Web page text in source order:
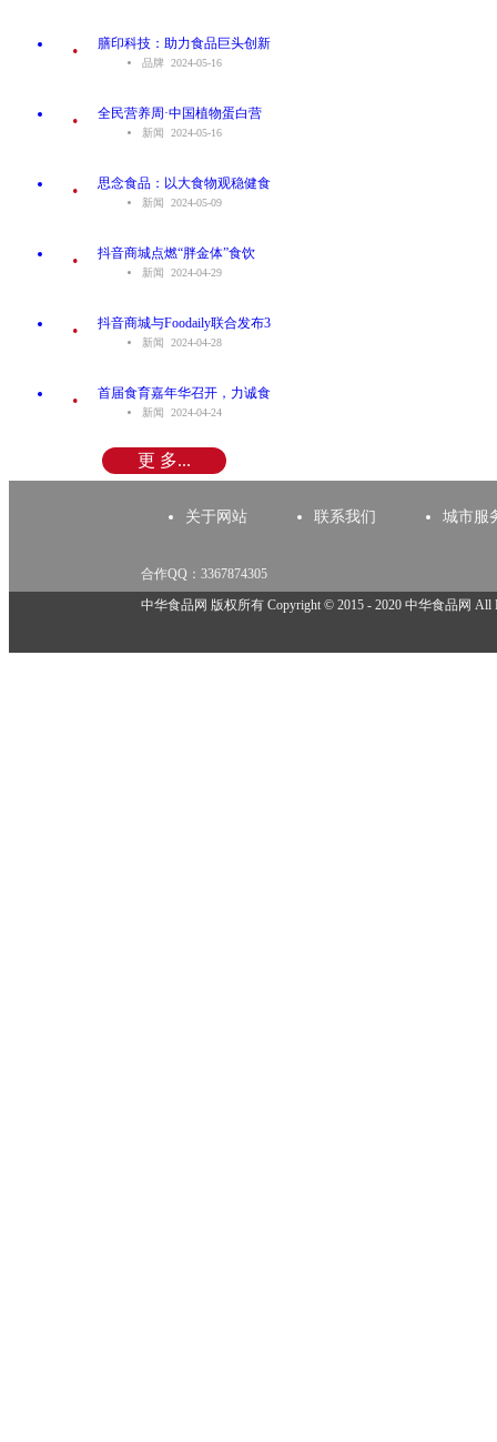
. 膳印科技：助力食品巨头创新
品牌 2024-05-16
. 全民营养周·中国植物蛋白营
新闻 2024-05-16
. 思念食品：以大食物观稳健食
新闻 2024-05-09
. 抖音商城点燃“胖金体”食饮
新闻 2024-04-29
. 抖音商城与Foodaily联合发布3
新闻 2024-04-28
. 首届食育嘉年华召开，力诚食
新闻 2024-04-24
更 多...
关于网站 联系我们 城市服
合作QQ：3367874305
举报邮箱：918825737@qq.com
中华食品网 版权所有 Copyright © 2015 - 2020 中华食品网 All